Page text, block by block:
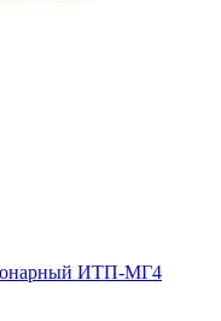
ИТП-МГ4